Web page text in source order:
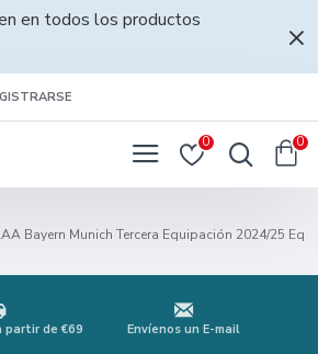
en todos los productos
0 0
Bayern Munich Tercera Equipación 2024/25 Eq
partir de €69 Envíenos un E-mail